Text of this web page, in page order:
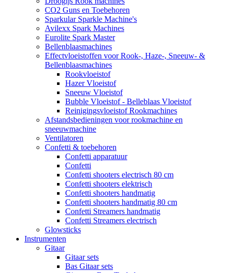
CO2 Guns en Toebehoren
Sparkular Sparkle Machine's
Avilexx Spark Machines
Eurolite Spark Master
Bellenblaasmachines
Effectvloeistoffen voor Rook-, Haze-, Sneeuw- &
Bellenblaasmachines
Rookvloeistof
Hazer Vloeistof
Sneeuw Vloeistof
Bubble Vloeistof - Belleblaas Vloeistof
Reinigingsvloeistof Rookmachines
Afstandsbedieningen voor rookmachine en
sneeuwmachine
Ventilatoren
Confetti & toebehoren
Confetti apparatuur
Confetti
Confetti shooters electrisch 80 cm
Confetti shooters elektrisch
Confetti shooters handmatig
Confetti shooters handmatig 80 cm
Confetti Streamers handmatig
Confetti Streamers electrisch
Glowsticks
Instrumenten
Gitaar
Gitaar sets
Bas Gitaar sets